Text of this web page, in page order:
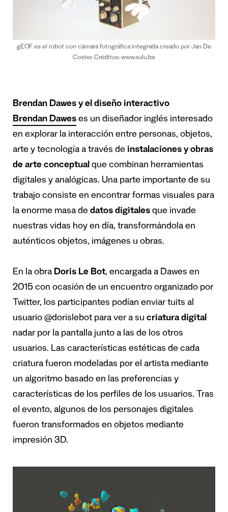
gEOF es el robot con cámara fotográfica integrada creado por Jan De
Coster. Créditos: www.sulu.be
Brendan Dawes y el diseño interactivo
Brendan Dawes es un diseñador inglés interesado
en explorar la interacción entre personas, objetos,
arte y tecnología a través de instalaciones y obras
de arte conceptual que combinan herramientas
digitales y analógicas. Una parte importante de su
trabajo consiste en encontrar formas visuales para
la enorme masa de datos digitales que invade
nuestras vidas hoy en día, transformándola en
auténticos objetos, imágenes u obras.
En la obra Doris Le Bot, encargada a Dawes en
2015 con ocasión de un encuentro organizado por
Twitter, los participantes podían enviar tuits al
usuario @dorislebot para ver a su criatura digital
nadar por la pantalla junto a las de los otros
usuarios. Las características estéticas de cada
criatura fueron modeladas por el artista mediante
un algoritmo basado en las preferencias y
características de los perfiles de los usuarios. Tras
el evento, algunos de los personajes digitales
fueron transformados en objetos mediante
impresión 3D.